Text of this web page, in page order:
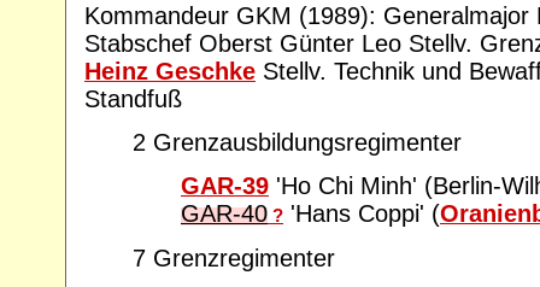
Kommandeur GKM (1989): Generalmajor
Stabschef Oberst Günter Leo Stellv.
Heinz Geschke Stellv. Technik und
Standfuß
2 Grenzausbildungsregimenter
GAR-39 'Ho Chi Minh' (Berlin-
GAR-40 ? 'Hans Coppi' (
7 Grenzregimenter